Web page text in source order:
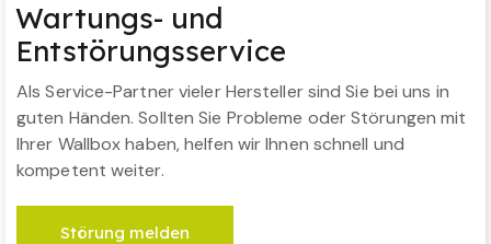
Wartungs- und
Entstörungsservice
Als Service-Partner vieler Hersteller sind Sie bei uns in
guten Händen. Sollten Sie Probleme oder Störungen mit
Ihrer Wallbox haben, helfen wir Ihnen schnell und
kompetent weiter.
Störung melden